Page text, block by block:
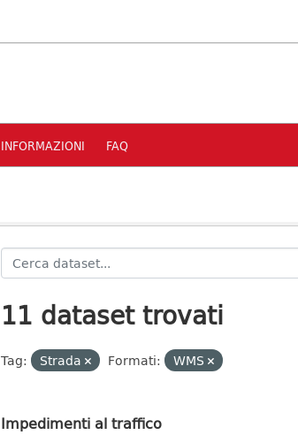
INFORMAZIONI FAQ
11 dataset trovati
Tag: Strada Formati: WMS
Impedimenti al traffico